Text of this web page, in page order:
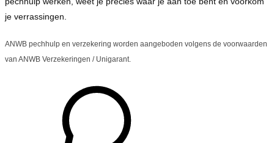
je verrassingen.
ANWB pechhulp en verzekering worden aangeboden volgens de voorwaarden
van ANWB Verzekeringen / Unigarant.